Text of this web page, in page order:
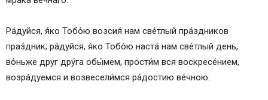
Ра́­дуй­ся, я́ко То­бо́ю воз­сия́ нам све́тлый пра́здников
праз́дник; ра́­дуй­ся, я́ко То­бо́ю наста́ нам све́тлый день,
во́ньже друг дру́га обы́мем, прости́м вся вос­кре­се́­ни­ем,
возра́дуемся и возвесели́мся ра́­дос­тию ве́чною.